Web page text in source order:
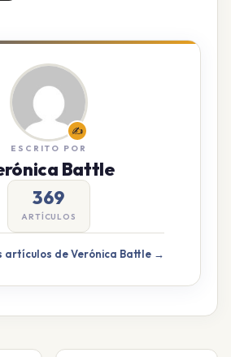
✍️
ESCRITO POR
Battle
369
ARTÍCULOS
artículos de Verónica Battle →